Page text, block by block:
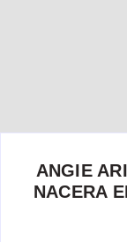
ANGIE
NACERA